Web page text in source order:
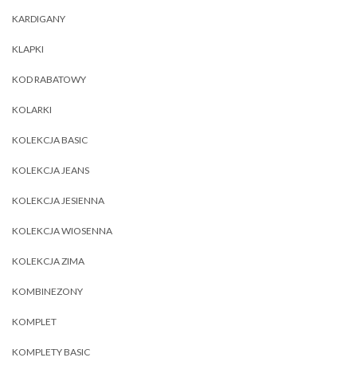
KARDIGANY
KLAPKI
KOD RABATOWY
KOLARKI
KOLEKCJA BASIC
KOLEKCJA JEANS
KOLEKCJA JESIENNA
KOLEKCJA WIOSENNA
KOLEKCJA ZIMA
KOMBINEZONY
KOMPLET
KOMPLETY BASIC